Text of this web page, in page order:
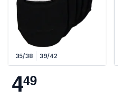
35/38 39/42
449